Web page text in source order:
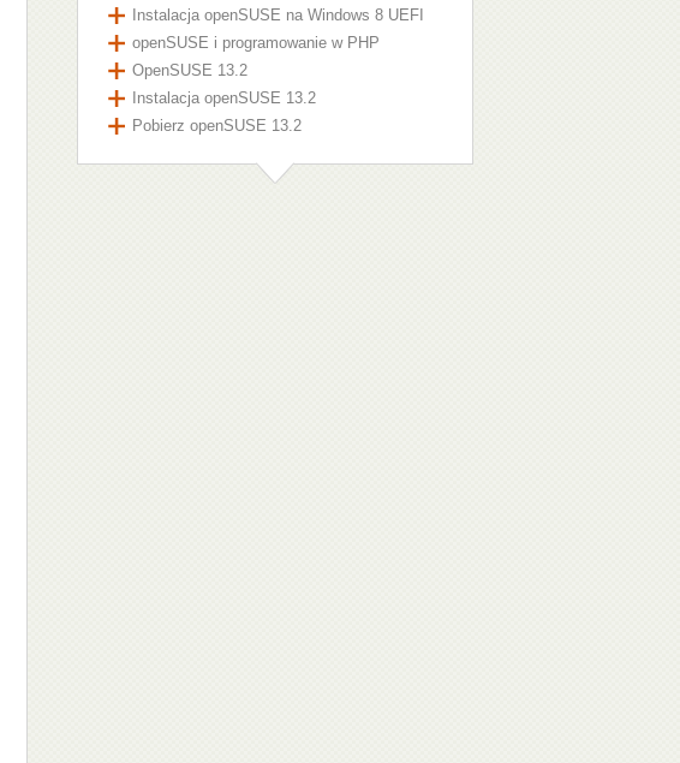
Instalacja openSUSE na Windows 8 UEFI
openSUSE i programowanie w PHP
OpenSUSE 13.2
Instalacja openSUSE 13.2
Pobierz openSUSE 13.2